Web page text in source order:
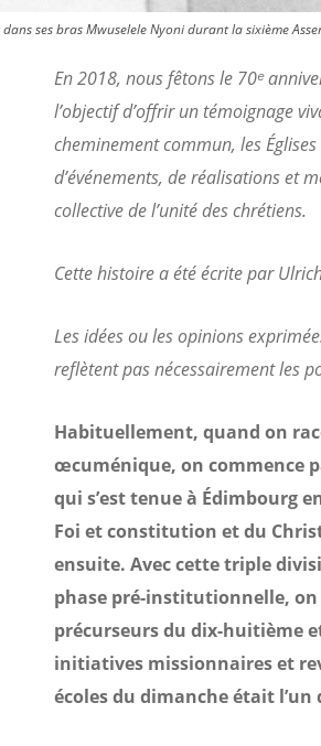
ses bras Mwuselele Nyoni durant la sixième
En 2018, nous fêtons le 70ᵉ
l’objectif d’offrir un témoignage
cheminement commun, les
d’événements, de réalisations et
collective de l’unité des chrétiens.
Cette histoire a été écrite par
Les idées ou les opinions
reflètent pas nécessairement les
Habituellement, quand on
œcuménique, on commence
qui s’est tenue à Édimbourg
Foi et constitution et du
ensuite. Avec cette triple
phase pré-institutionnelle,
précurseurs du dix-huitième
initiatives missionnaires et
écoles du dimanche était l’un